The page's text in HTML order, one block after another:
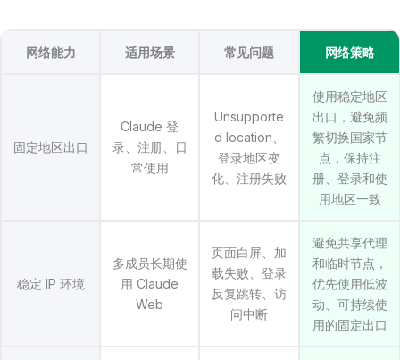
网络能力 适用场景 常见问题 网络策略
固定地区出口
Claude 登
录、注册、日
常使用
Unsupporte
d location、
登录地区变
化、注册失败
使用稳定地区
出口，避免频
繁切换国家节
点，保持注
册、登录和使
用地区一致
稳定 IP 环境
多成员长期使
用 Claude
Web
页面白屏、加
载失败、登录
反复跳转、访
问中断
避免共享代理
和临时节点，
优先使用低波
动、可持续使
用的固定出口